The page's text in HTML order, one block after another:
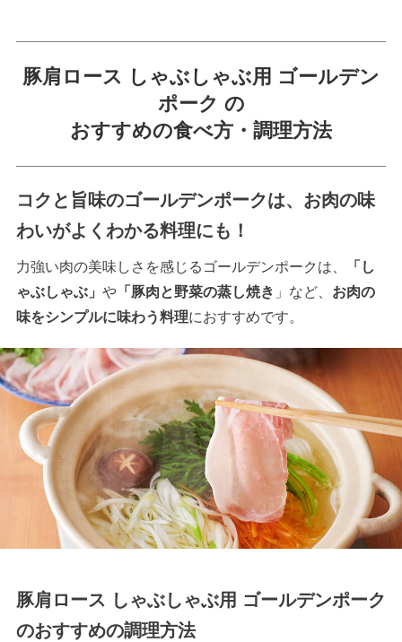
豚肩ロース しゃぶしゃぶ用 ゴールデン
ポーク の
おすすめの食べ方・調理方法
コクと旨味のゴールデンポークは、お肉の味
わいがよくわかる料理にも！
力強い肉の美味しさを感じるゴールデンポークは、
「し
ゃぶしゃぶ」 や「豚肉と野菜の蒸し焼き 」など、 お肉の
味をシンプルに味わう料理におすすめです。
豚肩ロース しゃぶしゃぶ用 ゴールデンポーク
のおすすめの調理方法